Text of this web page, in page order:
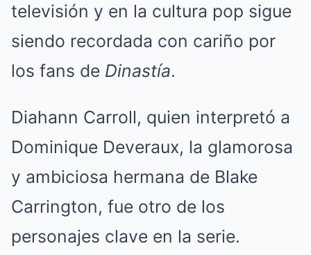
televisión y en la cultura pop sigue
siendo recordada con cariño por
los fans de Dinastía.
Diahann Carroll, quien interpretó a
Dominique Deveraux, la glamorosa
y ambiciosa hermana de Blake
Carrington, fue otro de los
personajes clave en la serie.